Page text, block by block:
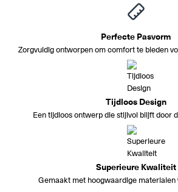
Perfecte Pasvorm
Zorgvuldig ontworpen om comfort te bieden
Tijdloos Design
Een tijdloos ontwerp die stijlvol blijft door
Superieure Kwaliteit
Gemaakt met hoogwaardige materialen